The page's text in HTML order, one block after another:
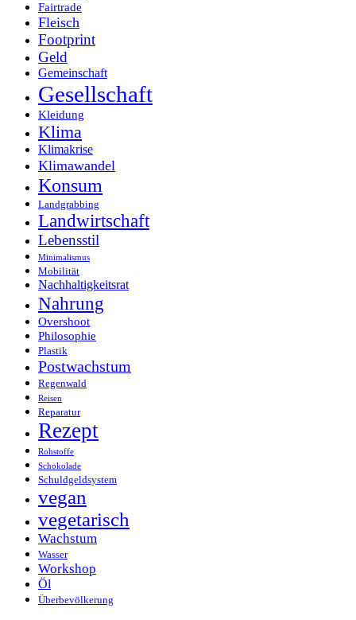
Fairtrade
Fleisch
Footprint
Geld
Gemeinschaft
Gesellschaft
Kleidung
Klima
Klimakrise
Klimawandel
Konsum
Landgrabbing
Landwirtschaft
Lebensstil
Minimalismus
Mobilität
Nachhaltigkeitsrat
Nahrung
Overshoot
Philosophie
Plastik
Postwachstum
Regenwald
Reisen
Reparatur
Rezept
Rohstoffe
Schokolade
Schuldgeldsystem
vegan
vegetarisch
Wachstum
Wasser
Workshop
Öl
Überbevölkerung